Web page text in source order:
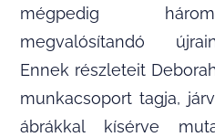
mégpedig
megvalósítandó
Ennek részleteit
munkacsoport tagja,
ábrákkal kísérve